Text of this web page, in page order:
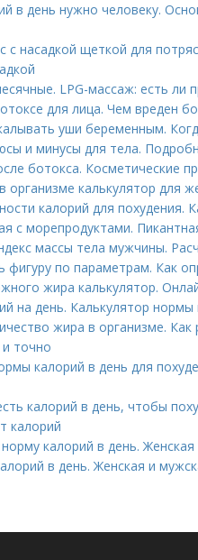
в день нужно человеку.
с насадкой щеткой для
LPG-массаж: есть ли
для лица. Чем вреден
уши беременным.
и минусы для тела.
ботокса. Косметические
организме калькулятор для
калорий для похудения.
с морепродуктами.
массы тела мужчины.
фигуру по параметрам. Как
жира калькулятор.
на день. Калькулятор
жира в организме.
точно
калорий в день для
калорий в день, чтобы
калорий
калорий в день.
в день. Женская и